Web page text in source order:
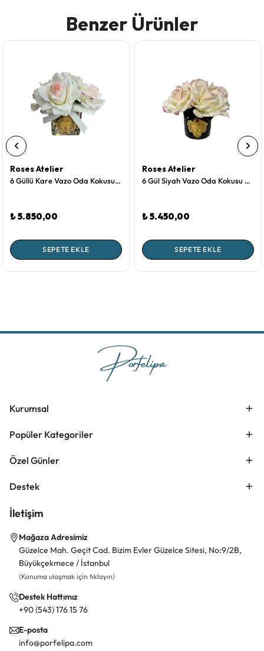
Benzer Ürünler
Roses Atelier
6 Güllü Kare Vazo Oda Kokusu Aranjmanı Allıklı
₺ 5.850,00
SEPETE EKLE
Roses Atelier
6 Gül Siyah Vazo Oda Kokusu Allıklı
₺ 5.450,00
SEPETE EKLE
Kurumsal
Popüler Kategoriler
Özel Günler
Destek
İletişim
Mağaza Adresimiz
Güzelce Mah. Geçit Cad. Bizim Evler Güzelce Sitesi, No:9/2B,
Büyükçekmece / İstanbul
(Konuma ulaşmak için tıklayın)
Destek Hattımız
+90 (543) 176 15 76
E-posta
info@porfelipa.com